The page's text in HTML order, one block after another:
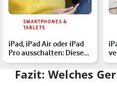
SMARTPHONES &
TABLETS
iPad, iPad Air oder iPad
Pro ausschalten: Diese
Optionen hast Du
Fazit: Welches